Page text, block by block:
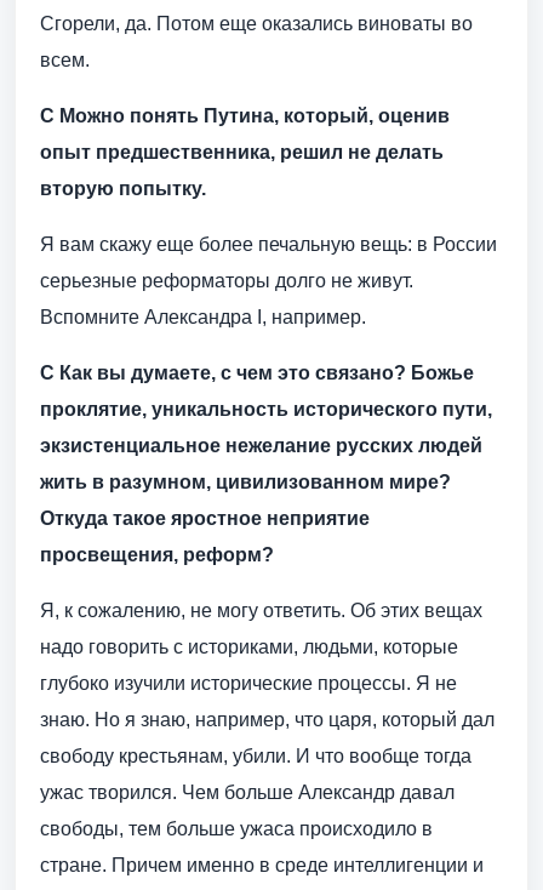
Сгорели, да. Потом еще оказались виноваты во
всем.
С Можно понять Путина, который, оценив
опыт предшественника, решил не делать
вторую попытку.
Я вам скажу еще более печальную вещь: в России
серьезные реформаторы долго не живут.
Вспомните Александра I, например.
С Как вы думаете, с чем это связано? Божье
проклятие, уникальность исторического пути,
экзистенциальное нежелание русских людей
жить в разумном, цивилизованном мире?
Откуда такое яростное неприятие
просвещения, реформ?
Я, к сожалению, не могу ответить. Об этих вещах
надо говорить с историками, людьми, которые
глубоко изучили исторические процессы. Я не
знаю. Но я знаю, например, что царя, который дал
свободу крестьянам, убили. И что вообще тогда
ужас творился. Чем больше Александр давал
свободы, тем больше ужаса происходило в
стране. Причем именно в среде интеллигенции и